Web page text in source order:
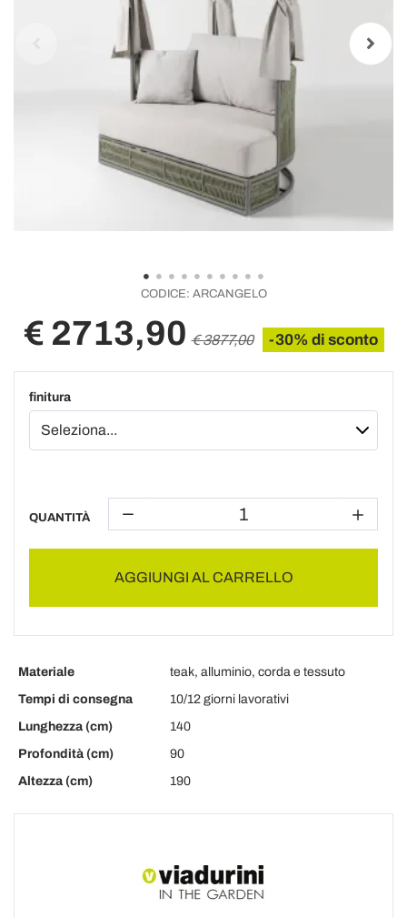
CODICE: ARCANGELO
€ 2713,90 € 3877,00 -30% di sconto
finitura
QUANTITÀ
AGGIUNGI AL CARRELLO
Materiale
teak, alluminio, corda e tessuto
Tempi di consegna
10/12 giorni lavorativi
Lunghezza (cm)
140
Profondità (cm)
90
Altezza (cm)
190